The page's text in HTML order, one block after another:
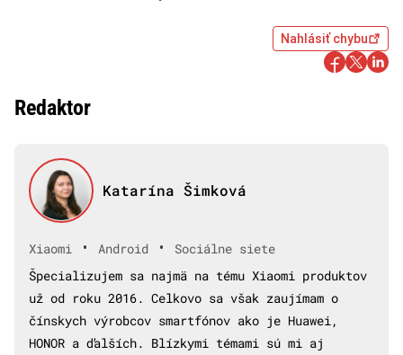
Nahlásiť chybu
Redaktor
Katarína Šimková
Xiaomi • Android •
Sociálne siete
Špecializujem sa najmä na tému Xiaomi produktov
už od roku 2016. Celkovo sa však zaujímam o
čínskych výrobcov smartfónov ako je Huawei,
HONOR a ďalších. Blízkymi témami sú mi aj